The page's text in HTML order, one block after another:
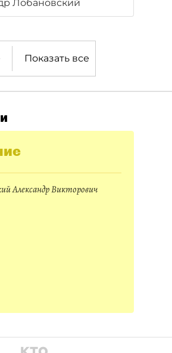
Лобановский
Показать все
Александр Викторович